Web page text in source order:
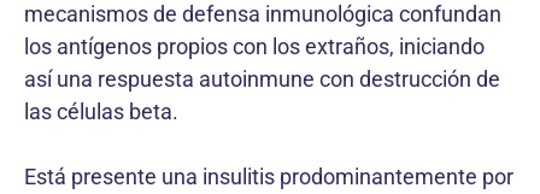
mecanismos de defensa inmunológica confundan
los antígenos propios con los extraños, iniciando
así una respuesta autoinmune con destrucción de
las células beta.
Está presente una insulitis prodominantemente por